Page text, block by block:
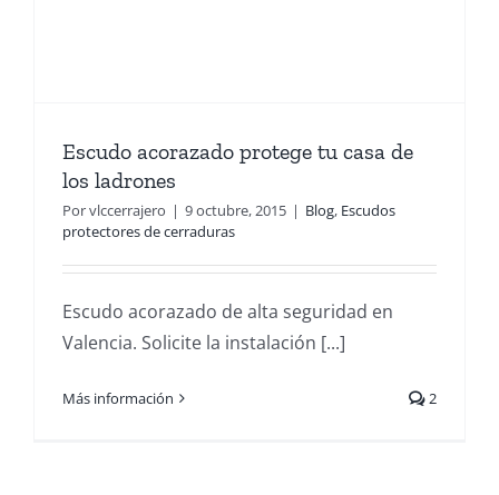
Escudo acorazado protege tu casa de
los ladrones
Porvlccerrajero | 9 octubre, 2015 | Blog, Escudos
protectores de cerraduras
Escudo acorazado de alta seguridad en
Valencia. Solicite la instalación [...]
Más información 2